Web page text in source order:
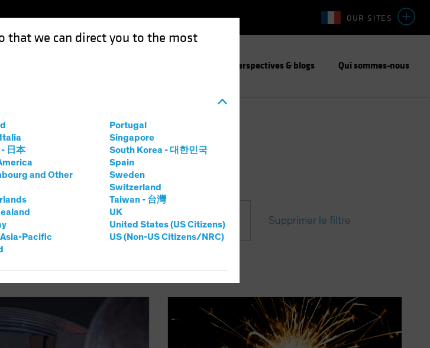
that we can direct you to the most
日本
and Other
Pacific
Portugal
Singapore
South Korea - 대한민국
Spain
Sweden
Switzerland
Taiwan - 台灣
UK
United States (US Citizens)
US (Non-US Citizens/NRC)
OUR SITES
Perspectives & blogs Qui sommes-nous
d'actifs Tous les formats Supprimer le filtre